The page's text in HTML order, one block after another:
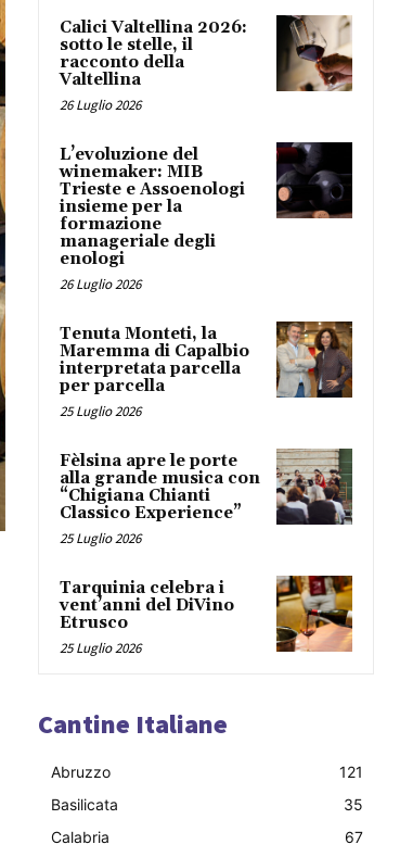
Calici Valtellina 2026:
sotto le stelle, il
racconto della
Valtellina
26 Luglio 2026
L’evoluzione del
winemaker: MIB
Trieste e Assoenologi
insieme per la
formazione
manageriale degli
enologi
26 Luglio 2026
Tenuta Monteti, la
Maremma di Capalbio
interpretata parcella
per parcella
25 Luglio 2026
Fèlsina apre le porte
alla grande musica con
“Chigiana Chianti
Classico Experience”
25 Luglio 2026
Tarquinia celebra i
vent’anni del DiVino
Etrusco
25 Luglio 2026
Cantine Italiane
Abruzzo
121
Basilicata
35
Calabria
67